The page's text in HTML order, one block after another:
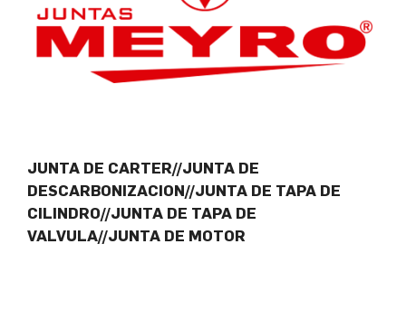
JUNTA DE CARTER//JUNTA DE
DESCARBONIZACION//JUNTA DE TAPA DE
CILINDRO//JUNTA DE TAPA DE
VALVULA//JUNTA DE MOTOR